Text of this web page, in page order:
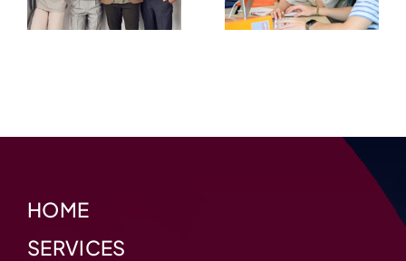
#5
#4
HOME
SERVICES